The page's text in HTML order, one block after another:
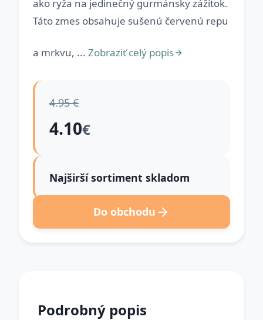
ako ryža na jedinečný gurmánsky zážitok.
Táto zmes obsahuje sušenú červenú repu
a mrkvu, ... Zobraziť celý popis
4.95 €
4.10€
Najširší sortiment skladom
Do obchodu
Podrobný popis